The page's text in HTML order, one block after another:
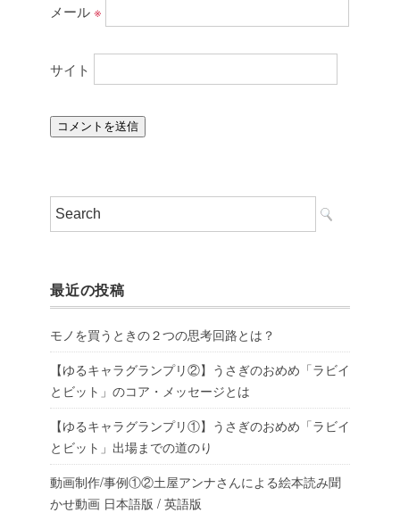
メール※
サイト
最近の投稿
モノを買うときの２つの思考回路とは？
【ゆるキャラグランプリ②】うさぎのおめめ「ラビイ
とビット」のコア・メッセージとは
【ゆるキャラグランプリ①】うさぎのおめめ「ラビイ
とビット」出場までの道のり
動画制作/事例①②土屋アンナさんによる絵本読み聞
かせ動画 日本語版 / 英語版